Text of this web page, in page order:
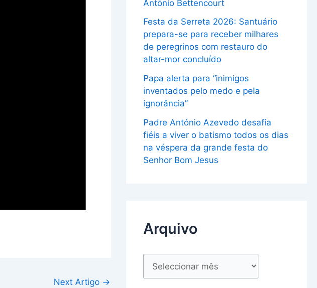
Next Artigo →
António Bettencourt
Festa da Serreta 2026: Santuário
prepara-se para receber milhares
de peregrinos com restauro do
altar-mor concluído
Papa alerta para “inimigos
inventados pelo medo e pela
ignorância”
Padre António Azevedo desafia
fiéis a viver o batismo todos os dias
na véspera da grande festa do
Senhor Bom Jesus
Arquivo